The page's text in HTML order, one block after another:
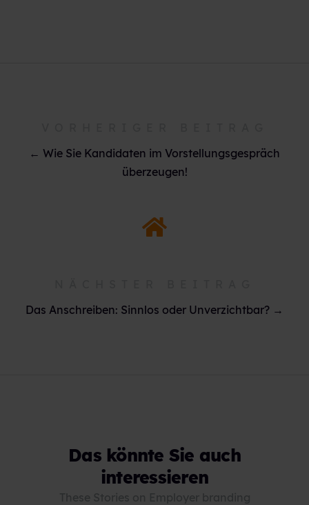
← Wie Sie Kandidaten im Vorstellungsgespräch
überzeugen!
Das Anschreiben: Sinnlos oder Unverzichtbar? →
Das könnte Sie auch
interessieren